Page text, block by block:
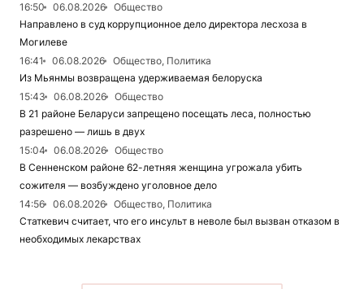
16:50
06.08.2026
Общество
Направлено в суд коррупционное дело директора лесхоза в
Могилеве
16:41
06.08.2026
Общество, Политика
Из Мьянмы возвращена удерживаемая белоруска
15:43
06.08.2026
Общество
В 21 районе Беларуси запрещено посещать леса, полностью
разрешено — лишь в двух
15:04
06.08.2026
Общество
В Сенненском районе 62-летняя женщина угрожала убить
сожителя — возбуждено уголовное дело
14:56
06.08.2026
Общество, Политика
Статкевич считает, что его инсульт в неволе был вызван отказом в
необходимых лекарствах